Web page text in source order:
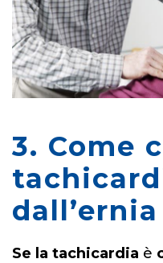
3. Come
Se la tachicardia è